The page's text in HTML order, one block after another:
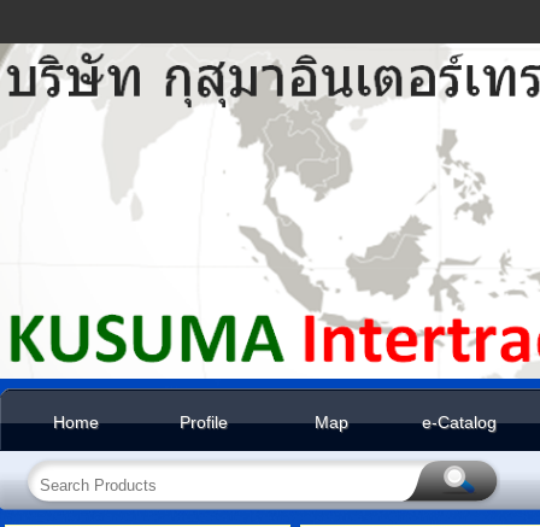
Home Profile Map e-Catalog